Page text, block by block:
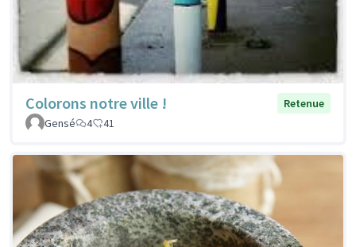
Colorons notre ville !
Retenue
Gensé
4 41